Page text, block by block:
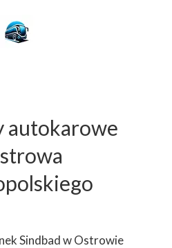
Sindbad w Ostrowie
autokarowe